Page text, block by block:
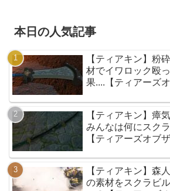
本日の人気記事
【ティアキン】粉
材でイワロック殴
果....【ティアーズ
【ティアキン】瘴
みんなは何にスク
【ティアーズオブ
【ティアキン】森
の素材をスクラビ